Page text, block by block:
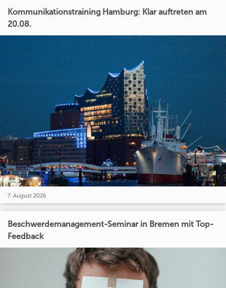
Kommunikationstraining Hamburg: Klar auftreten am
20.08.
7. August 2026
Beschwerdemanagement-Seminar in Bremen mit Top-
Feedback